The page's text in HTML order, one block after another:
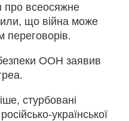
про всеосяжне
що війна може
ООН заявив
стурбовані
української